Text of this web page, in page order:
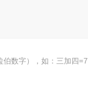
伯数字），如：三加四=7